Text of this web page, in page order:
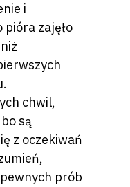
i
zajęło
chwil,
są
z oczekiwań
prób